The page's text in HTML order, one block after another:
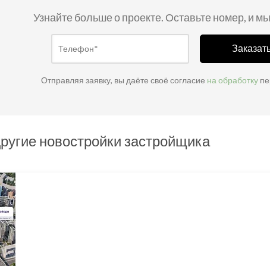
Узнайте больше о проекте. Оставьте номер, и
Отправляя заявку, вы даёте своё согласие на обработку
новостройки застройщика